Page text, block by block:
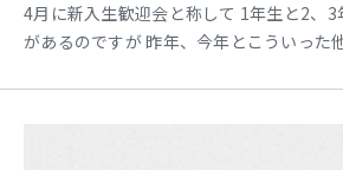
4月に新入生歓迎会と称して 1年生と2、
があるのですが 昨年、今年とこういった